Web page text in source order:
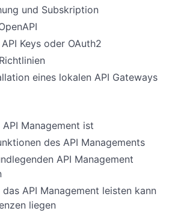
und Subskription
Keys oder OAuth2
eines lokalen API Gateways
Management ist
des API Managements
API Management
API Management leisten kann
liegen